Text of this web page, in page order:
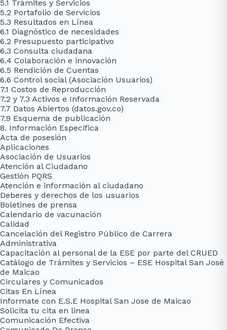
5.1 Trámites y Servicios
5.2 Portafolio de Servicios
5.3 Resultados en Línea
6.1 Diagnóstico de necesidades
6.2 Presupuesto participativo
6.3 Consulta ciudadana
6.4 Colaboración e innovación
6.5 Rendición de Cuentas
6.6 Control social (Asociación Usuarios)
7.1 Costos de Reproducción
7.2 y 7.3 Activos e Información Reservada
7.7 Datos Abiertos (datos.gov.co)
7.9 Esquema de publicación
8. Información Especifica
Acta de posesión
Aplicaciones
Asociación de Usuarios
Atención al Ciudadano
Gestión PQRS
Atención e información al ciudadano
Deberes y derechos de los usuarios
Boletines de prensa
Calendario de vacunación
Calidad
Cancelación del Registro Público de Carrera
Administrativa
Capacitación al personal de la ESE por parte del CRUED
Catálogo de Trámites y Servicios – ESE Hospital San José
de Maicao
Circulares y Comunicados
Citas En Línea
Informate con E.S.E Hospital San Jose de Maicao
Solicita tu cita en linea
Comunicación Efectiva